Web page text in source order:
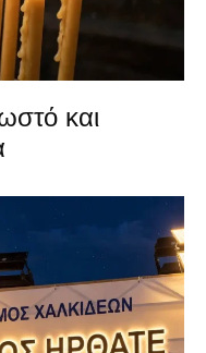
και